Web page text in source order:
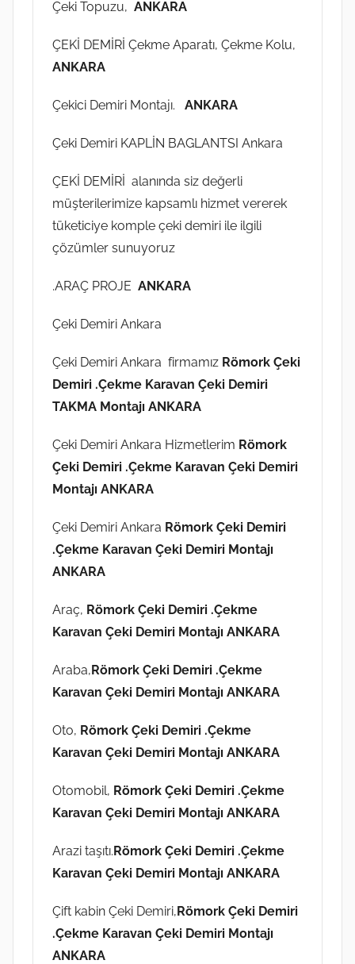
Çeki Topuzu, ANKARA
ÇEKİ DEMİRİ Çekme Aparatı, Çekme Kolu,
ANKARA
Çekici Demiri Montajı. ANKARA
Çeki Demiri KAPLİN BAGLANTSI Ankara
ÇEKİ DEMİRİ alanında siz değerli
müşterilerimize kapsamlı hizmet vererek
tüketiciye komple çeki demiri ile ilgili
çözümler sunuyoruz
.ARAÇ PROJE ANKARA
Çeki Demiri Ankara
Çeki Demiri Ankara firmamız Römork Çeki
Demiri .Çekme Karavan Çeki Demiri
TAKMA Montajı ANKARA
Çeki Demiri Ankara Hizmetlerim Römork
Çeki Demiri .Çekme Karavan Çeki Demiri
Montajı ANKARA
Çeki Demiri Ankara Römork Çeki Demiri
.Çekme Karavan Çeki Demiri Montajı
ANKARA
Araç, Römork Çeki Demiri .Çekme
Karavan Çeki Demiri Montajı ANKARA
Araba,Römork Çeki Demiri .Çekme
Karavan Çeki Demiri Montajı ANKARA
Oto, Römork Çeki Demiri .Çekme
Karavan Çeki Demiri Montajı ANKARA
Otomobil, Römork Çeki Demiri .Çekme
Karavan Çeki Demiri Montajı ANKARA
Arazi taşıtı.Römork Çeki Demiri .Çekme
Karavan Çeki Demiri Montajı ANKARA
Çift kabin Çeki Demiri,Römork Çeki Demiri
.Çekme Karavan Çeki Demiri Montajı
ANKARA